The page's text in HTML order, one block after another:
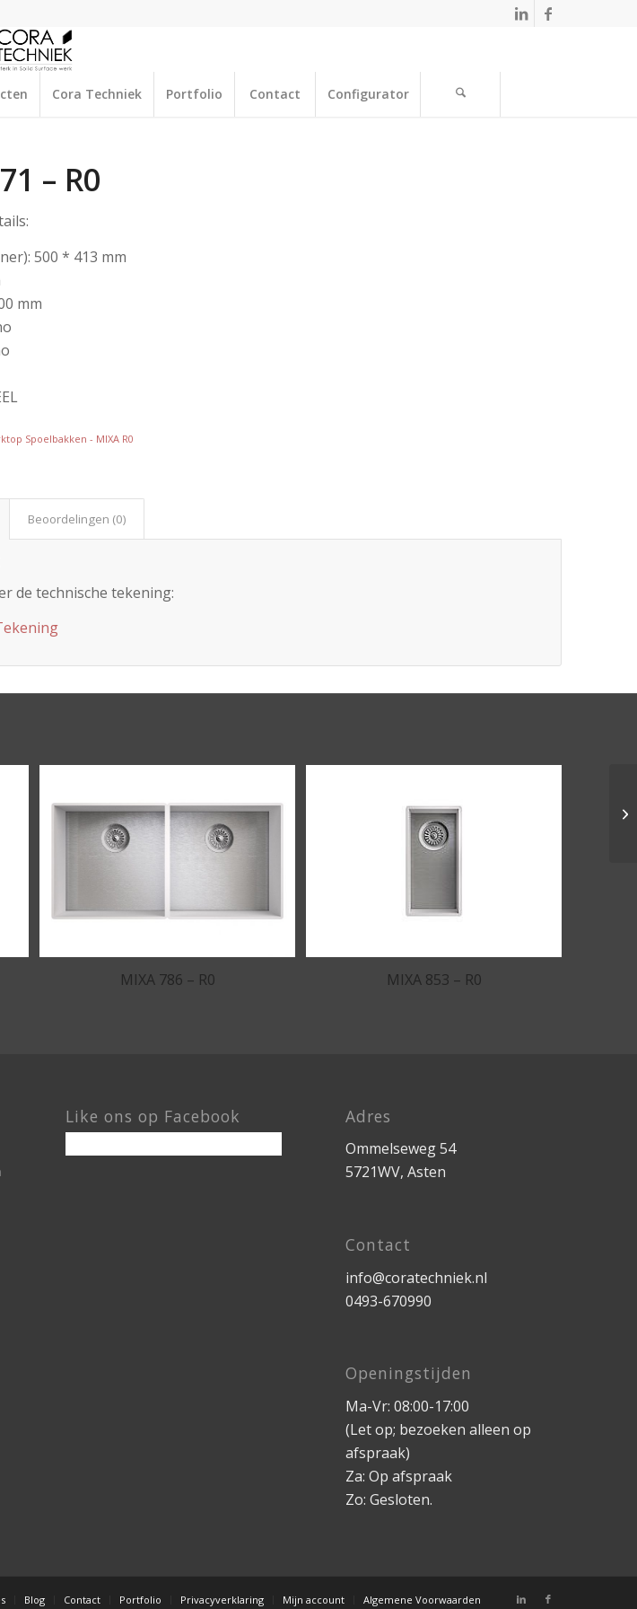
Cora Techniek Portfolio Contact Configurator
– R0
500 * 413 mm
mm
Spoelbakken - MIXA R0
Beoordelingen (0)
de technische tekening:
MIXA 786 – R0 MIXA 853 – R0
Like ons op Facebook Adres
Ommelseweg 54
5721WV, Asten
Contact
info@coratechniek.nl
0493-670990
Openingstijden
Ma-Vr: 08:00-17:00
(Let op; bezoeken alleen op
afspraak)
Za: Op afspraak
Zo: Gesloten.
Blog Contact Portfolio Privacyverklaring Mijn account Algemene Voorwaarden